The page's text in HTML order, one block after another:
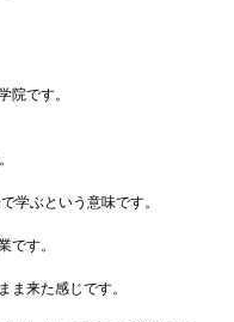
です。
学ぶという意味です。
です。
ま来た感じです。